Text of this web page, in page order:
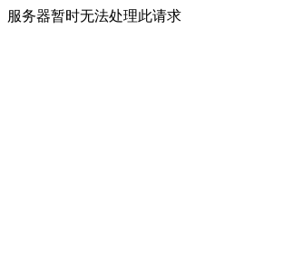
服务器暂时无法处理此请求